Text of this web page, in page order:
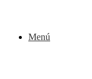
Menú